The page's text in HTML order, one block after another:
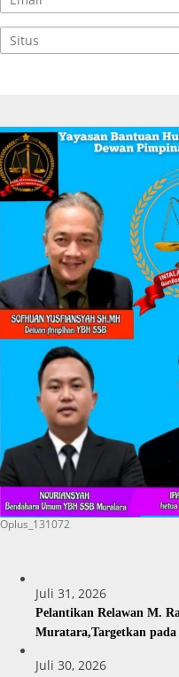
Oplus_131072
Juli 31, 2026
Pelantikan Relawan M.
Muratara,Targetkan pada
Juli 30, 2026